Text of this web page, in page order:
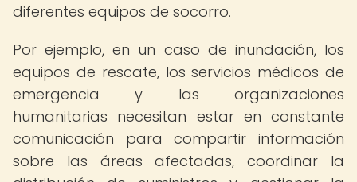
diferentes equipos de socorro.
Por ejemplo, en un caso de inundación, los
equipos de rescate, los servicios médicos de
emergencia y las organizaciones
humanitarias necesitan estar en constante
comunicación para compartir información
sobre las áreas afectadas, coordinar la